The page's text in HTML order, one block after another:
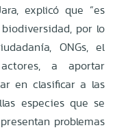
explicó que “es
por lo
ONGs, el
a aportar
en clasificar a las
especies que se
problemas